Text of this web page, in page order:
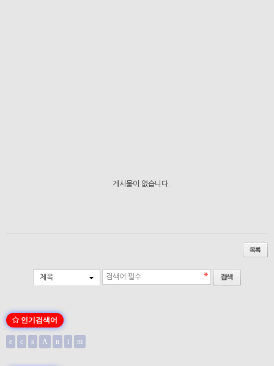
게시물이 없습니다.
제목
인기검색어
e c s A n i m